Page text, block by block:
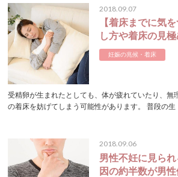
2018.09.07
【着床までに気
し方や着床の見
妊娠の兆候・着床
受精卵が生まれたとしても、体が疲れていたり、無
の着床を妨げてしまう可能性があります。 普段の生
2018.09.06
男性不妊に見ら
因の約半数が男性